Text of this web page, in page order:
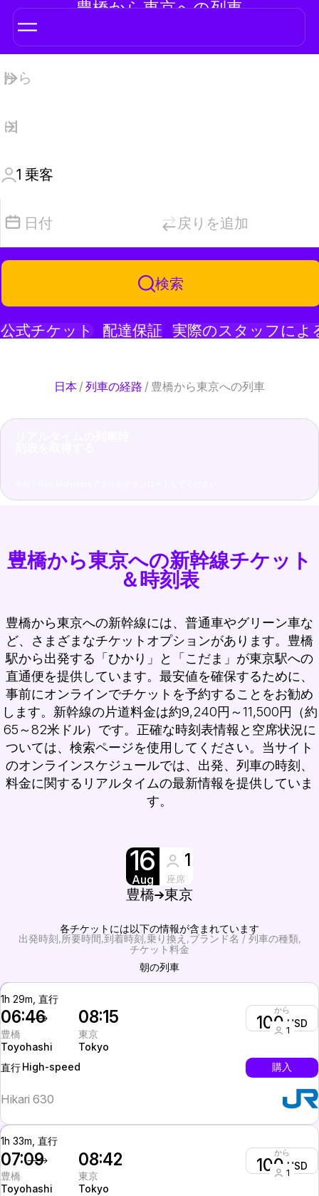
豊橋から東京への列車
1 乗客
日付 戻りを追加
検索
公式チケット 配達保証 実際のスタッフによ
日本/ 列車の経路 / 豊橋から東京への列車
豊橋から東京への新幹線チケット
＆時刻表
豊橋から東京への新幹線には、普通車やグリーン車な
ど、さまざまなチケットオプションがあります。豊橋
駅から出発する「ひかり」と「こだま」が東京駅への
直通便を提供しています。最安値を確保するために、
事前にオンラインでチケットを予約することをお勧め
します。新幹線の片道料金は約9,240円～11,500円（約
65～82米ドル）です。正確な時刻表情報と空席状況に
ついては、検索ページを使用してください。当サイト
のオンラインスケジュールでは、出発、列車の時刻、
料金に関するリアルタイムの最新情報を提供していま
す。
16
Aug
1
座席
豊橋 東京
各チケットには以下の情報が含まれています
出発時刻 所要時間 到着時刻 乗り換え
ブランド名 / 列車の種類
チケット料金
朝の列車
1h 29m, 直行
06:46
豊橋
Toyohashi
08:15
東京
Tokyo
から
100 USD
1
直行 High-speed 購入
Hikari 630
1h 33m, 直行
07:09
豊橋
Toyohashi
08:42
東京
Tokyo
から
100 USD
1